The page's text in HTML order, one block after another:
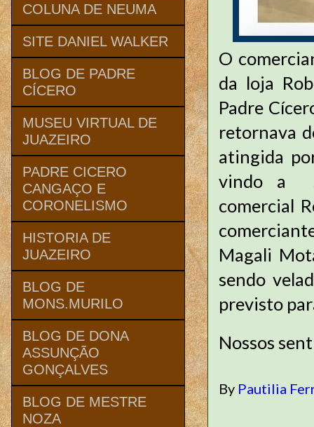
O
da loja
Padre
retornava
atingida
vindo a
comercial
Magali
sendo
previsto
Nossos
By Pautilia
COLUNA DE NEUMA
SITE DANIEL WALKER
BLOG DE PADRE
CÍCERO
MUSEU VIRTUAL DE
JUAZEIRO
PADRE CICERO
CANGAÇO E
CORONELISMO
HISTORIA DE
JUAZEIRO
BLOG DE
MONS.MURILO
BLOG DE DONA
ASSUNÇÃO
GONÇALVES
BLOG DE MESTRE
NOZA